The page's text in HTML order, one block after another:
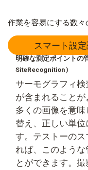
作業を容易にする数々
スマート設
明確な測定ポイントの
SiteRecognition）
サーモグラフィ
が含まれることが
多くの画像を意
替え、正しい単
す。テストーの
れば、このよう
とができます。